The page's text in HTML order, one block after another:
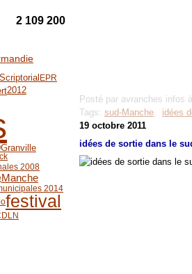
2 109 200
Scriptorial EPR
2012
Granville
2008
Manche
2014
festival
Posté par avranches infos
Tags: sud-Manche, idées
19 octobre 2011
idées de sortie dans le